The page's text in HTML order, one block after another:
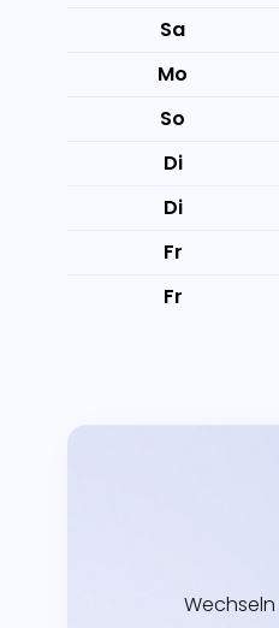
Sa
Mo
So
Di
Di
Fr
Fr